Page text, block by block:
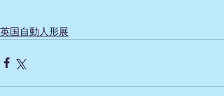
英国自動人形展